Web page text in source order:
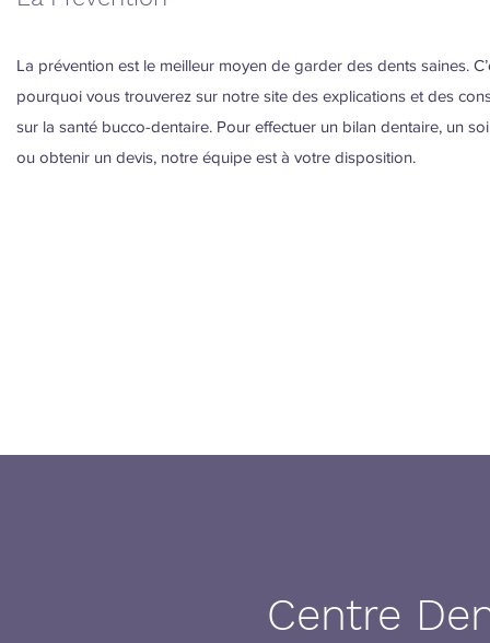
La prévention est le meilleur moyen de garder des dents saines. C
pourquoi vous trouverez sur notre site des explications et des
sur la santé bucco-dentaire. Pour effectuer un bilan dentaire, un
ou obtenir un devis, notre équipe est à votre disposition.
Centre